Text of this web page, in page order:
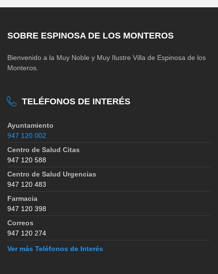
SOBRE ESPINOSA DE LOS MONTEROS
Bienvenido a la Muy Noble y Muy Ilustre Villa de Espinosa de los
Monteros.
TELÉFONOS DE INTERÉS
Ayuntamiento
947 120 002
Centro de Salud Citas
947 120 588
Centro de Salud Urgencias
947 120 483
Farmacia
947 120 398
Correos
947 120 274
Ver más Teléfonos de Interés